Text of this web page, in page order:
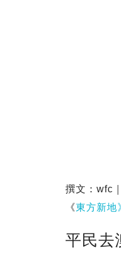
撰文：wfc
《東方新地
平民去